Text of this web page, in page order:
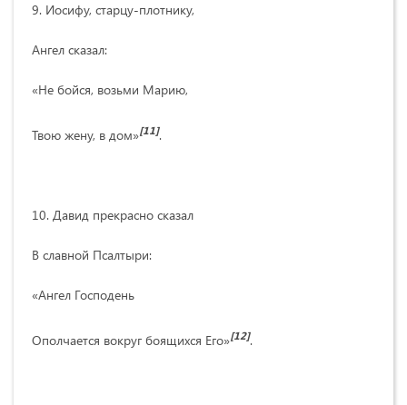
9. Иосифу, старцу-плотнику,
Ангел сказал:
«Не бойся, возьми Марию,
Твою жену, в дом»[11].
10. Давид прекрасно сказал
В славной Псалтыри:
«Ангел Господень
Ополчается вокруг боящихся Его»[12].